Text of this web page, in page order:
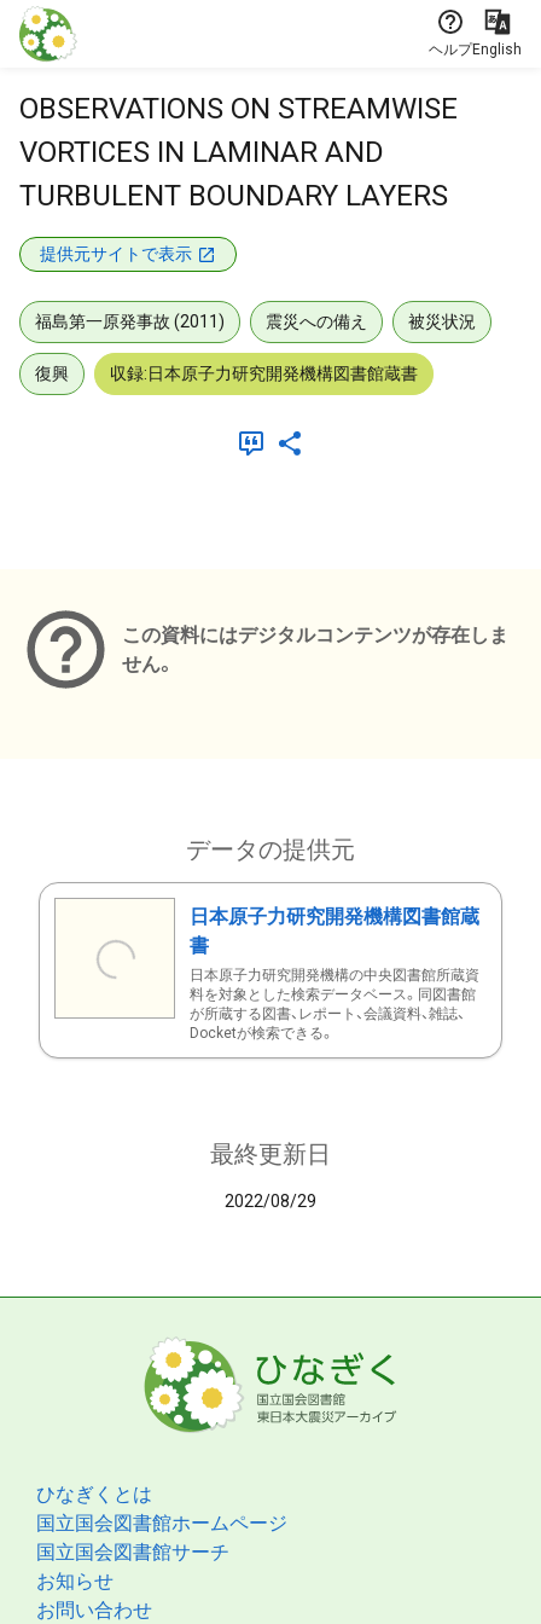
本文に飛ぶ
ヘルプEnglish
OBSERVATIONS ON STREAMWISE
VORTICES IN LAMINAR AND
TURBULENT BOUNDARY LAYERS
提供元サイトで表示
福島第一原発事故 (2011) 震災への備え 被災状況
復興 収録:日本原子力研究開発機構図書館蔵書
この資料にはデジタルコンテンツが存在しま
せん。
データの提供元
日本原子力研究開発機構図書館蔵
書
日本原子力研究開発機構の中央図書館所蔵資
料を対象とした検索データベース。同図書館
が所蔵する図書、レポート、会議資料、雑誌、
Docketが検索できる。
最終更新日
2022/08/29
ひなぎくとは
国立国会図書館ホームページ
国立国会図書館サーチ
お知らせ
お問い合わせ